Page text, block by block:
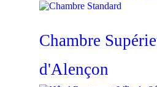
Chambre
d'Alençon